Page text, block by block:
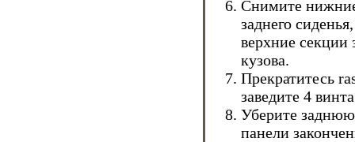
Снимите нижние
заднего
верхние секции
кузова.
Прекратитесь
заведите 4
Уберите
панели